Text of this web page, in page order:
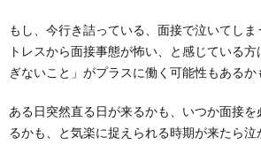
もし、今行き詰っている、面接で泣いてし
トレスから面接事態が怖い、と感じている
ぎないこと」がプラスに働く可能性もあるか
ある日突然直る日が来るかも、いつか面接
るかも、と気楽に捉えられる時期が来たら